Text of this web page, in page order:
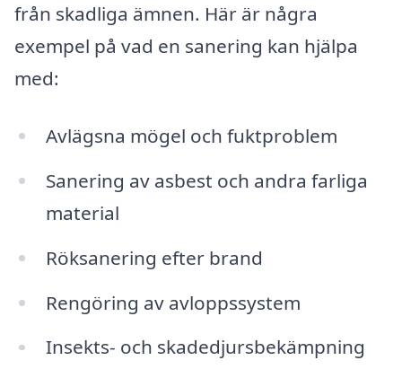
från skadliga ämnen. Här är några
exempel på vad en sanering kan hjälpa
med:
Avlägsna mögel och fuktproblem
Sanering av asbest och andra farliga
material
Röksanering efter brand
Rengöring av avloppssystem
Insekts- och skadedjursbekämpning